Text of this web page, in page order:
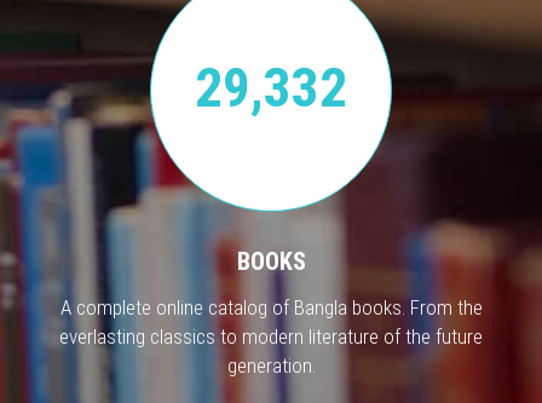
29,332
BOOKS
A complete online catalog of Bangla books. From the
everlasting classics to modern literature of the future
generation.